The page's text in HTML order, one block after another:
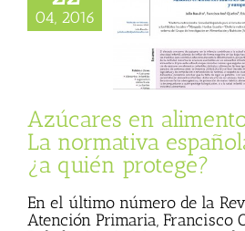
04, 2016
La normativa
y europea, ¿a
BasultoAzúcares en
La normativa
¿a quién protege?
En el último número de la
Atención Primaria, Francisco